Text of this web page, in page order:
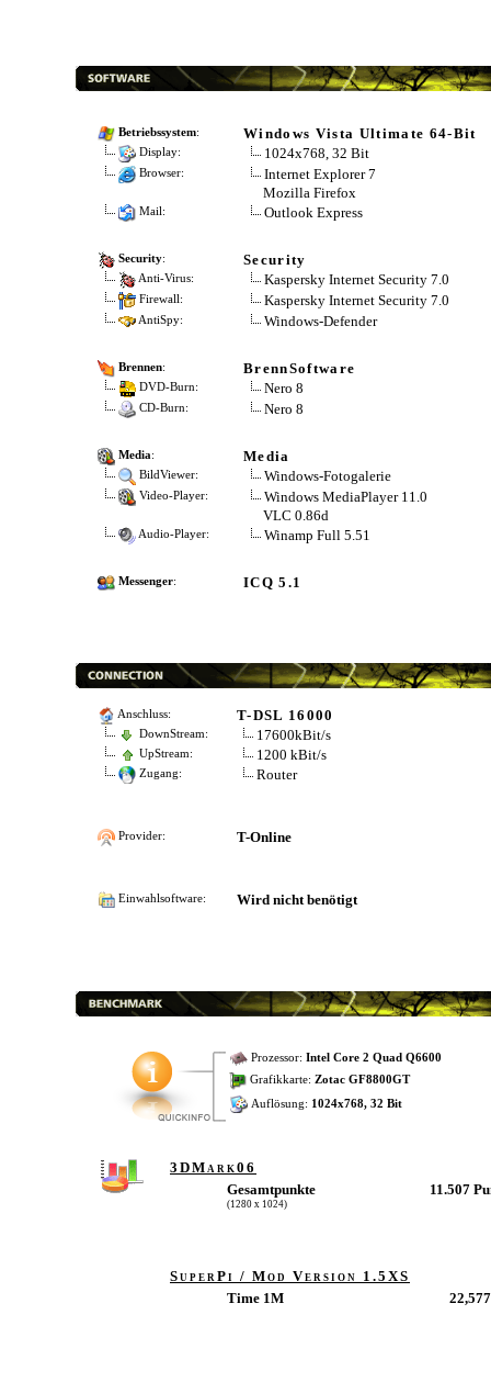
Betriebssystem: Windows Vista Ultimate 64-Bit
Display: 1024x768, 32 Bit
Browser:
Internet Explorer 7
Mozilla Firefox
Mail: Outlook Express
Security: Security
Anti-Virus: Kaspersky Internet Security 7.0
Firewall: Kaspersky Internet Security 7.0
AntiSpy: Windows-Defender
Brennen: BrennSoftware
DVD-Burn: Nero 8
CD-Burn: Nero 8
Media: Media
BildViewer: Windows-Fotogalerie
Video-Player:
Windows MediaPlayer 11.0
VLC 0.86d
Audio-Player: Winamp Full 5.51
Messenger: ICQ 5.1
Anschluss: T-DSL 16000
DownStream: 17600kBit/s
UpStream: 1200 kBit/s
Zugang: Router
Provider: T-Online
Einwahlsoftware: Wird nicht benötigt
Prozessor: Intel Core 2 Quad Q6600
Grafikkarte: Zotac GF8800GT
Auflösung: 1024x768, 32 Bit
3DMark06
Gesamtpunkte
(1280 x 1024)
11.507
SuperPi / Mod Version 1.5XS
Time 1M